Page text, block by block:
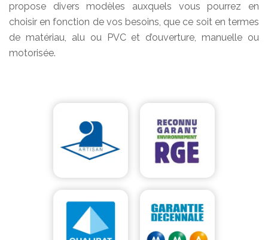
propose divers modèles auxquels vous pourrez en
choisir en fonction de vos besoins, que ce soit en termes
de matériau, alu ou PVC et d’ouverture, manuelle ou
motorisée.